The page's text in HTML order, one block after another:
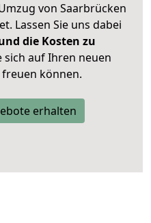
von Saarbrücken
Lassen Sie uns dabei
die Kosten zu
sich auf Ihren neuen
können.
erhalten